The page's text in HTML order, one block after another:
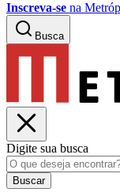
Inscreva-se na
Busca
Digite sua busca
Buscar